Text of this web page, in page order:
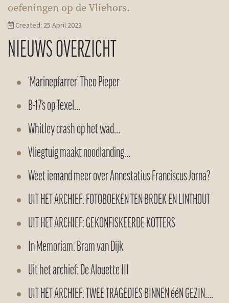
oefeningen op de Vliehors.
Created: 25 April 2023
NIEUWS OVERZICHT
‘Marinepfarrer’ Theo Pieper
B-17’s op Texel…
Whitley crash op het wad…
Vliegtuig maakt noodlanding…
Weet iemand meer over Annestatius Franciscus Jorna?
UIT HET ARCHIEF: FOTOBOEKEN TEN BROEK EN LINTHOUT
UIT HET ARCHIEF: GEKONFISKEERDE KOTTERS
In Memoriam: Bram van Dijk
Uit het archief: De Alouette III
UIT HET ARCHIEF: TWEE TRAGEDIES BINNEN ééN GEZIN….